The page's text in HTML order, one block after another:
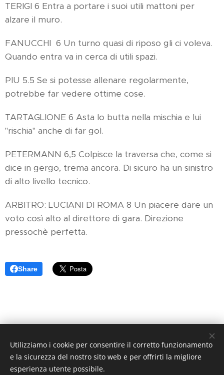
TERIGI 6 Entra a portare i suoi utili mattoni per
alzare il muro.
FANUCCHI 6 Un turno quasi di riposo gli ci voleva.
Quando entra va in cerca di utili spazi.
PIU 5.5 Se si potesse allenare regolarmente,
potrebbe far vedere ottime cose.
TARTAGLIONE 6 Asta lo butta nella mischia e lui
"rischia" anche di far gol.
PETERMANN 6,5 Colpisce la traversa che, come si
dice in gergo, trema ancora. Di sicuro ha un sinistro
di alto livello tecnico.
ARBITRO: LUCIANI DI ROMA 8 Un piacere dare un
voto così alto al direttore di gara. Direzione
pressochè perfetta.
Share
Arancione Magazine - Quotidiano di informazione sportiva -
Reg. Trib. di Pistoia N. 1 / 2017 - Direttore Responsabile:
Utilizziamo i cookie per consentire il corretto funzionamento
e la sicurezza del nostro sito web e per offrirti la migliore
esperienza utente possibile.